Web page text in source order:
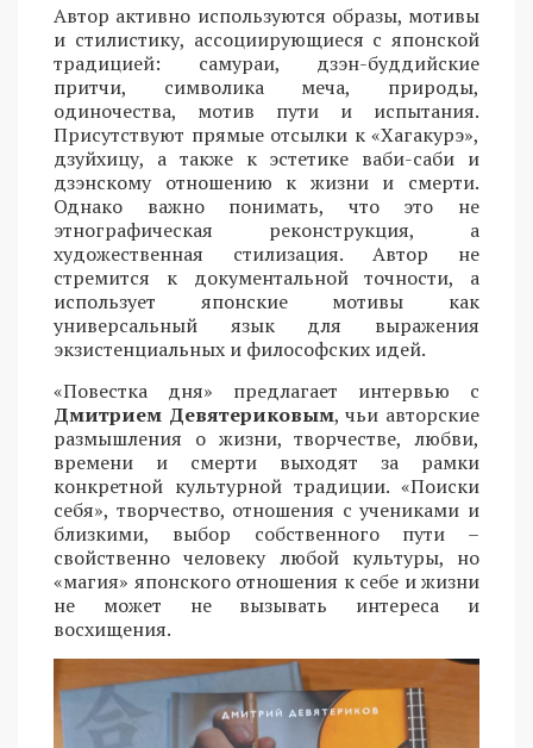
Автор активно используются образы, мотивы
и стилистику, ассоциирующиеся с японской
традицией: самураи, дзэн-буддийские
притчи, символика меча, природы,
одиночества, мотив пути и испытания.
Присутствуют прямые отсылки к «Хагакурэ»,
дзуйхицу, а также к эстетике ваби-саби и
дзэнскому отношению к жизни и смерти.
Однако важно понимать, что это не
этнографическая реконструкция, а
художественная стилизация. Автор не
стремится к документальной точности, а
использует японские мотивы как
универсальный язык для выражения
экзистенциальных и философских идей.
«Повестка дня» предлагает интервью с
Дмитрием Девятериковым, чьи авторские
размышления о жизни, творчестве, любви,
времени и смерти выходят за рамки
конкретной культурной традиции. «Поиски
себя», творчество, отношения с учениками и
близкими, выбор собственного пути –
свойственно человеку любой культуры, но
«магия» японского отношения к себе и жизни
не может не вызывать интереса и
восхищения.